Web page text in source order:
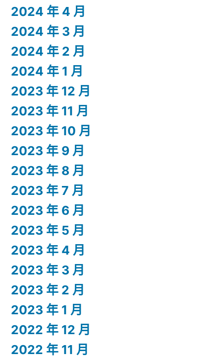
2024 年 4 月
2024 年 3 月
2024 年 2 月
2024 年 1 月
2023 年 12 月
2023 年 11 月
2023 年 10 月
2023 年 9 月
2023 年 8 月
2023 年 7 月
2023 年 6 月
2023 年 5 月
2023 年 4 月
2023 年 3 月
2023 年 2 月
2023 年 1 月
2022 年 12 月
2022 年 11 月